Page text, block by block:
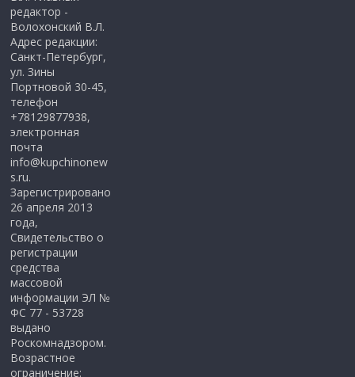
редактор -
Волохонский В.Л.
Адрес редакции:
Санкт-Петербург,
ул. Зины
Портновой 30-45,
телефон
+78129877938,
электронная
почта
info@kupchinonew
s.ru.
Зарегистрировано
26 апреля 2013
года,
Свидетельство о
регистрации
средства
массовой
информации ЭЛ №
ФС 77 - 53728
выдано
Роскомнадзором.
Возрастное
ограничение: